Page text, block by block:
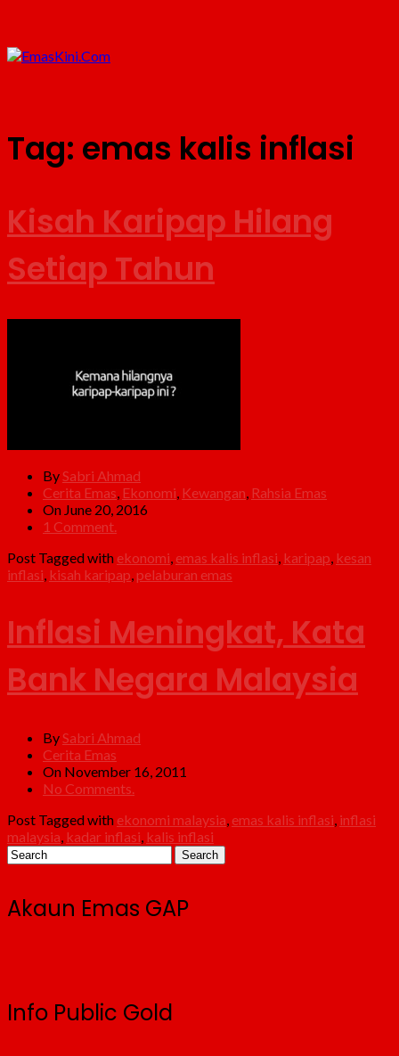
Tag: emas kalis inflasi
Kisah Karipap Hilang
Setiap Tahun
By Sabri Ahmad
Cerita Emas Ekonomi Kewangan Rahsia Emas
On June 20, 2016
1 Comment.
Post Tagged with ekonomi emas kalis inflasi karipap kesan
inflasi kisah karipap pelaburan emas
Inflasi Meningkat, Kata
Bank Negara Malaysia
By Sabri Ahmad
Cerita Emas
On November 16, 2011
No Comments.
Post Tagged with ekonomi malaysia emas kalis inflasi inflasi
malaysia kadar inflasi kalis inflasi
Akaun Emas GAP
Info Public Gold